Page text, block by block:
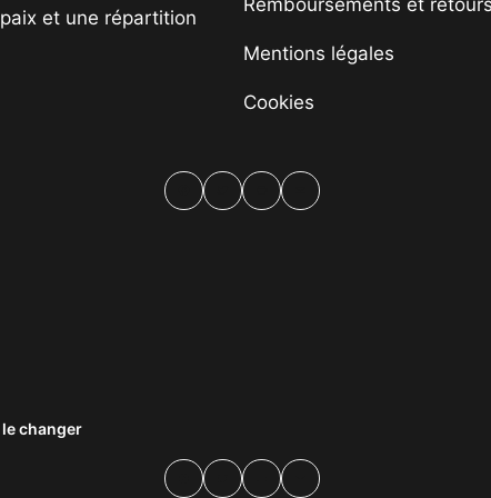
et une répartition
Mentions légales
Cookies
changer